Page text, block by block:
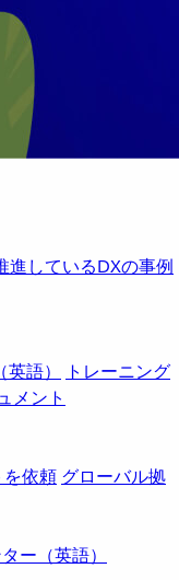
進しているDXの事例
語）
トレーニング
メント
依頼 グローバル拠
ー（英語）